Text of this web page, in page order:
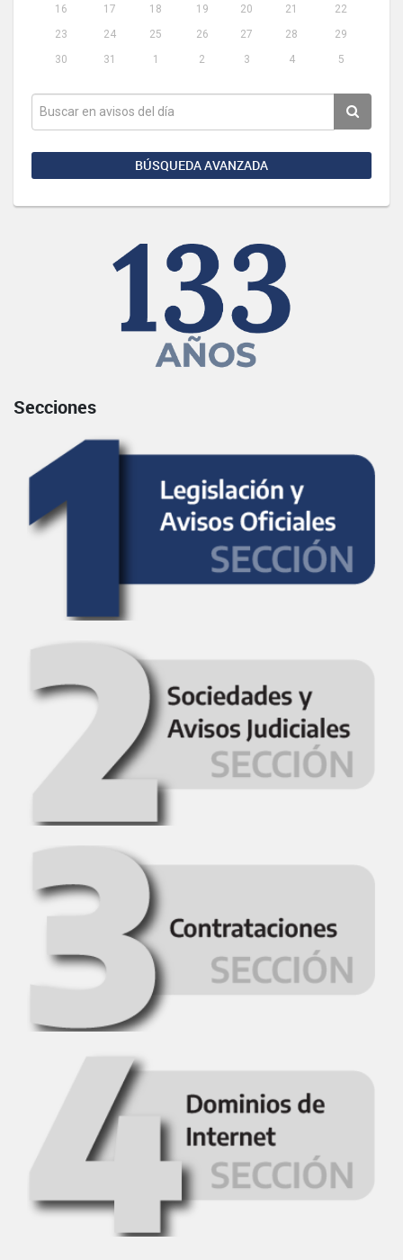
16
17 18 19 20 21
22
23
24 25 26 27 28
29
30
31 1 2 3 4 5
BÚSQUEDA AVANZADA
Secciones